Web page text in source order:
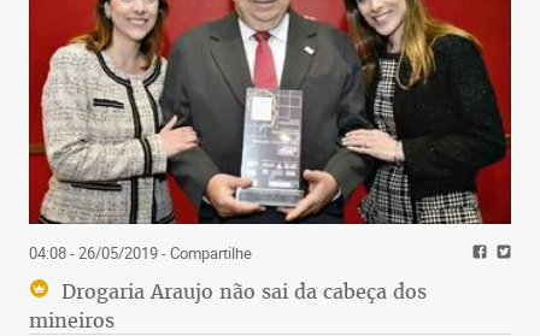
04:08 - 26/05/2019- Compartilhe
Drogaria Araujo não sai da cabeça dos
mineiros